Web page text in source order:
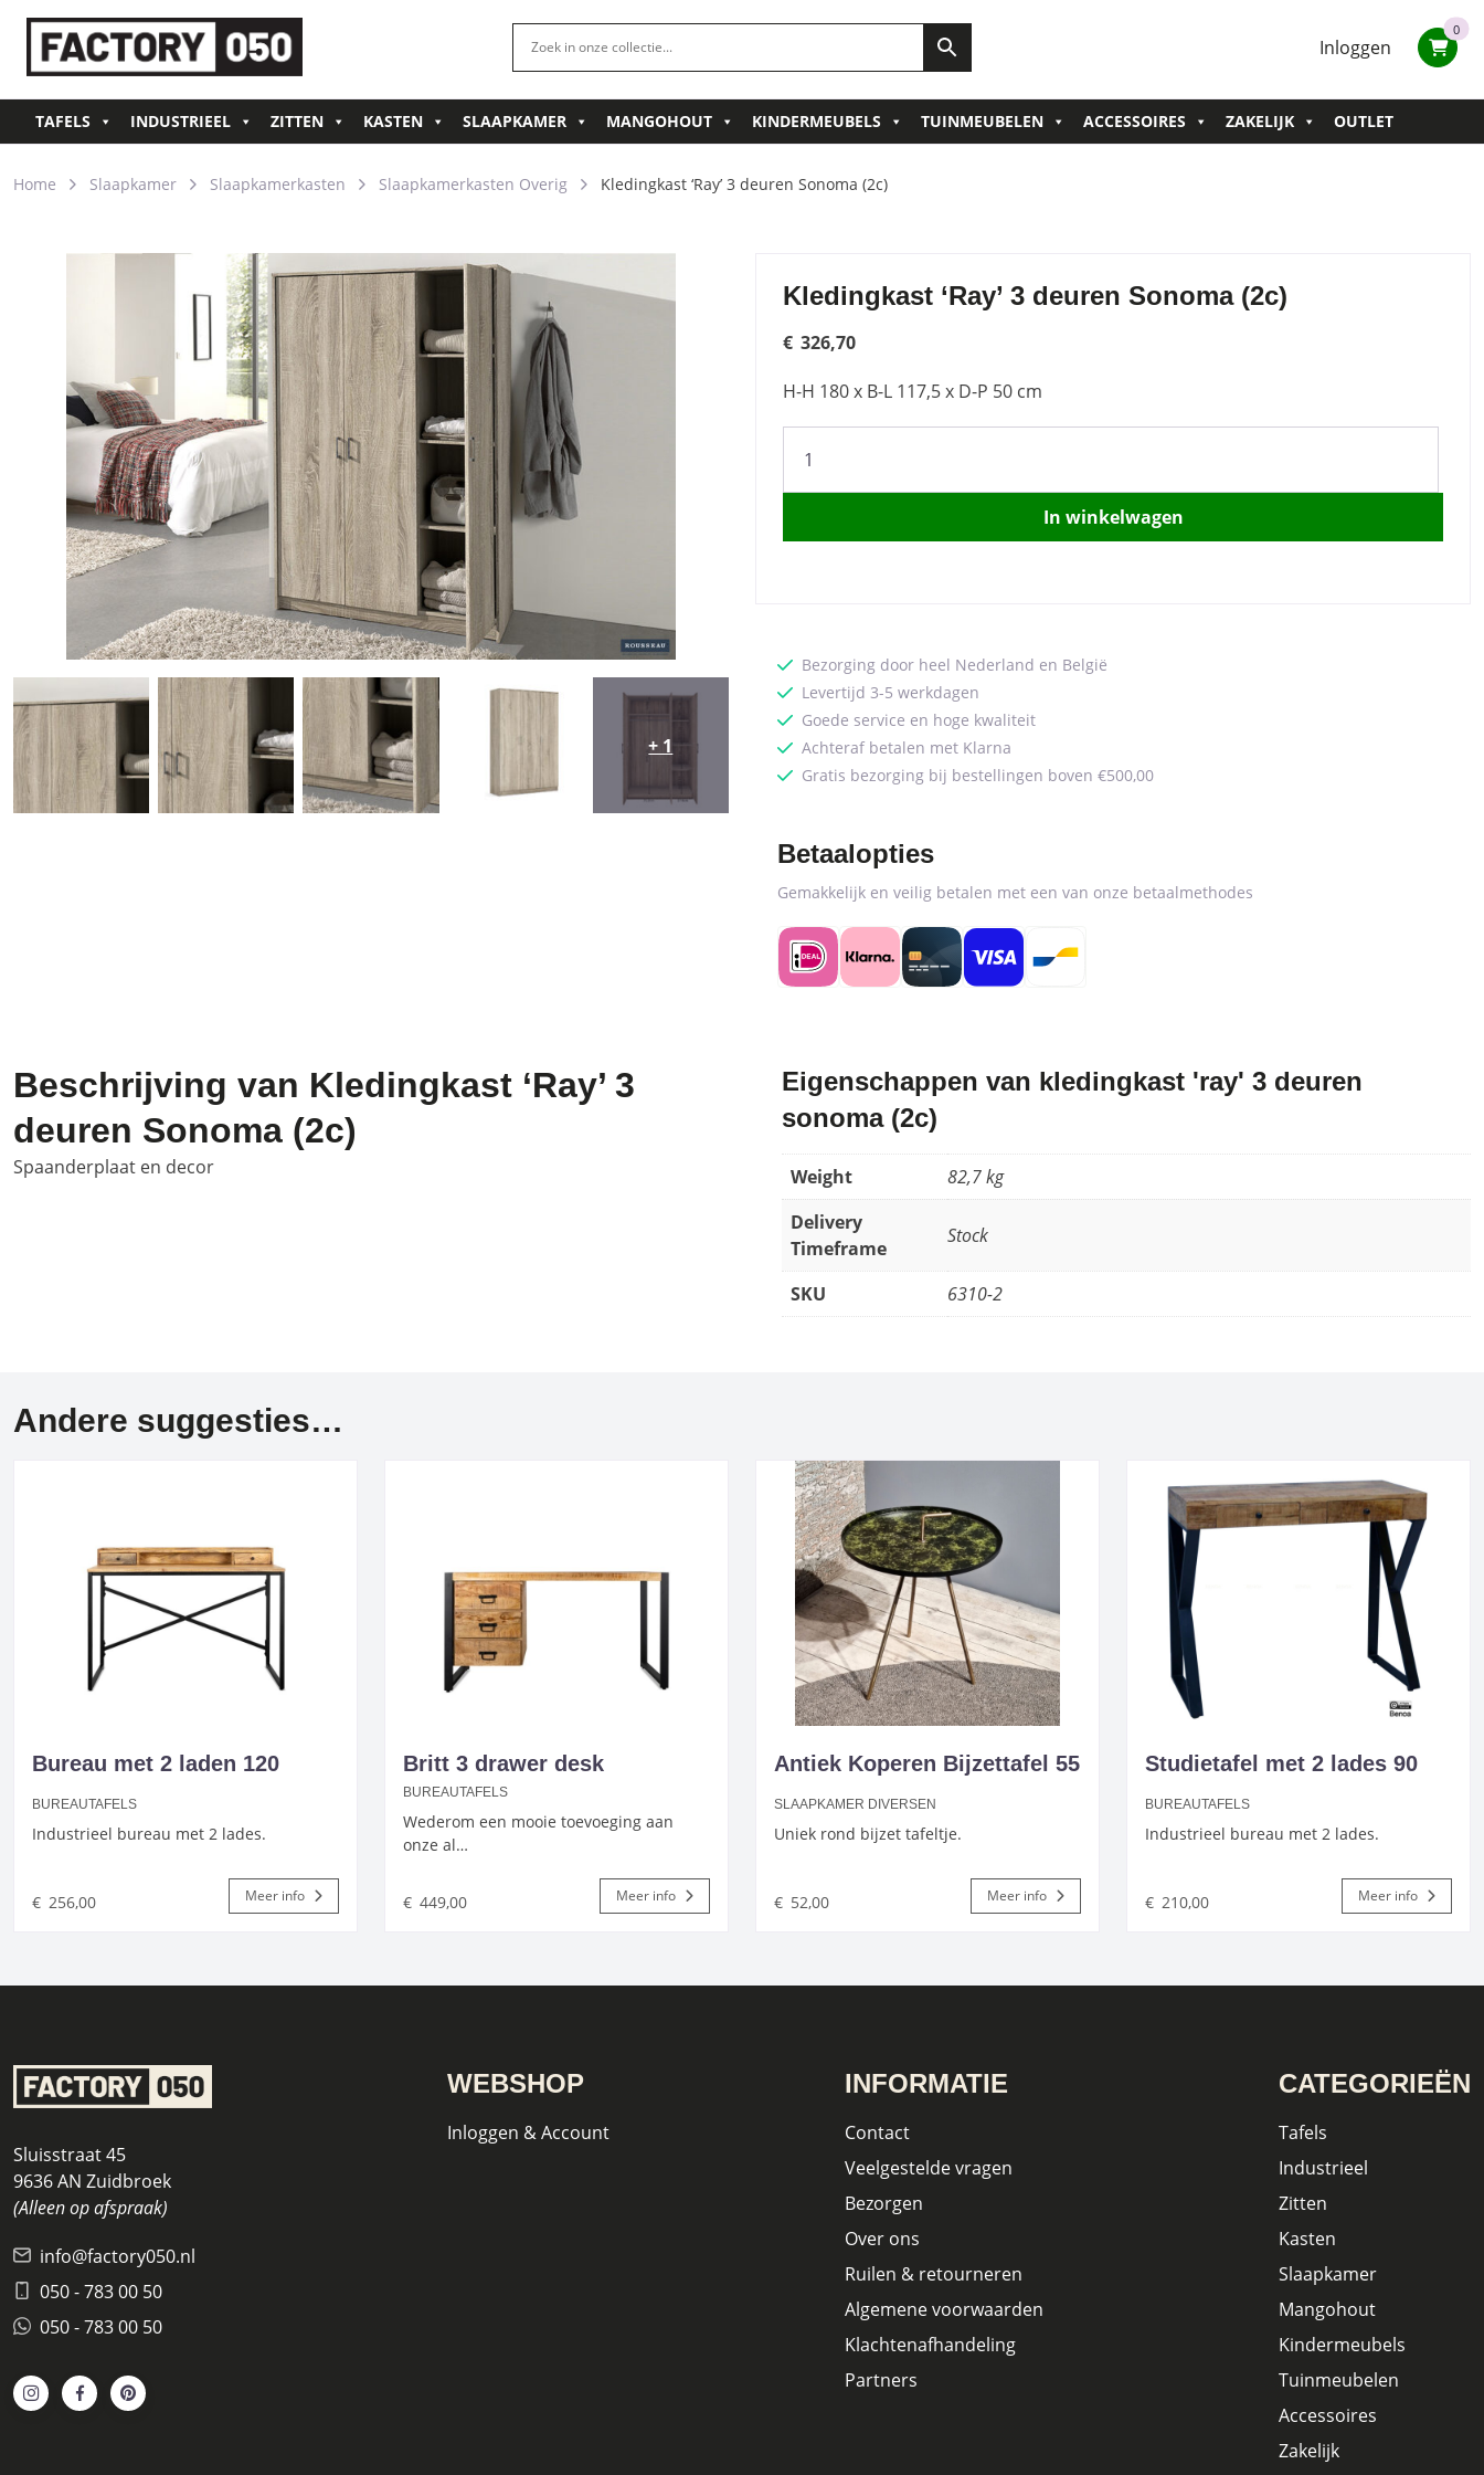
Inloggen
0
TAFELS INDUSTRIEEL ZITTEN KASTEN SLAAPKAMER MANGOHOUT KINDERMEUBELS TUINMEUBELEN ACCESSOIRES ZAKELIJK OUTLET
Home Slaapkamer Slaapkamerkasten Slaapkamerkasten Overig Kledingkast ‘Ray’ 3 deuren Sonoma (2c)
+ 1
Kledingkast ‘Ray’ 3 deuren Sonoma (2c)
€ 326,70
H-H 180 x B-L 117,5 x D-P 50 cm
'Ray'
3
Sonoma
In winkelwagen
Bezorging door heel Nederland en België
Levertijd 3-5 werkdagen
Goede service en hoge kwaliteit
Achteraf betalen met Klarna
Gratis bezorging bij bestellingen boven €500,00
Betaalopties
Gemakkelijk en veilig betalen met een van onze betaalmethodes
Beschrijving van Kledingkast ‘Ray’ 3
deuren Sonoma (2c)
Spaanderplaat en decor
Eigenschappen van kledingkast 'ray' 3 deuren
sonoma (2c)
Weight
82,7 kg
Delivery
Timeframe
Stock
SKU 6310-2
Andere suggesties…
Bureau met 2 laden 120
BUREAUTAFELS
Industrieel bureau met 2 lades.
€ 256,00 Meer info
Britt 3 drawer desk
BUREAUTAFELS
Wederom een mooie toevoeging aan
onze al…
€ 449,00 Meer info
Antiek Koperen Bijzettafel 55
SLAAPKAMER DIVERSEN
Uniek rond bijzet tafeltje.
€ 52,00 Meer info
Studietafel met 2 lades 90
BUREAUTAFELS
Industrieel bureau met 2 lades.
€ 210,00 Meer info
Sluisstraat 45
9636 AN Zuidbroek
(Alleen op afspraak)
info@factory050.nl
050 - 783 00 50
050 - 783 00 50
WEBSHOP
Inloggen & Account
INFORMATIE
Contact
Veelgestelde vragen
Bezorgen
Over ons
Ruilen & retourneren
Algemene voorwaarden
Klachtenafhandeling
Partners
CATEGORIEËN
Tafels
Industrieel
Zitten
Kasten
Slaapkamer
Mangohout
Kindermeubels
Tuinmeubelen
Accessoires
Zakelijk